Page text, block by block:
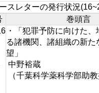
スレターの発行状況
巻頭言
・「犯罪予防に向けた
る諸機関、諸組織の新た
望」
中野裕蔵
（千葉科学薬科学部助教